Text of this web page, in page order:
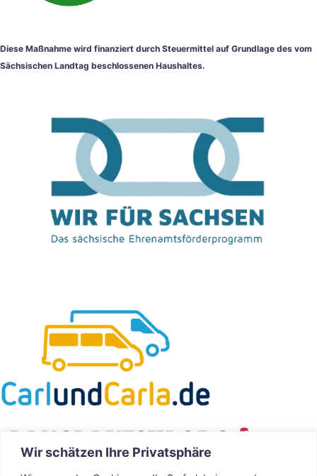
Wir schätzen Ihre Privatsphäre
Diese Maßnahme wird finanziert durch Steuermittel auf Grundlage des vom
Sächsischen Landtag beschlossenen Haushaltes.